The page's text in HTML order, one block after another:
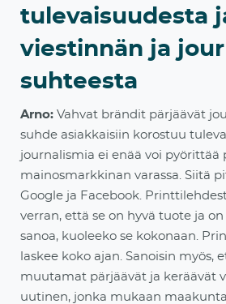
tulevaisuudesta
viestinnän ja
suhteesta
Arno: Vahvat brändit pärjäävät
suhde asiakkaisiin korostuu
journalismia ei enää voi pyörittää
mainosmarkkinan varassa. Siitä
Google ja Facebook.
verran, että se on hyvä tuote ja
sanoa, kuoleeko se kokonaan.
laskee koko ajan. Sanoisin myös,
muutamat pärjäävät ja keräävät
uutinen, jonka mukaan